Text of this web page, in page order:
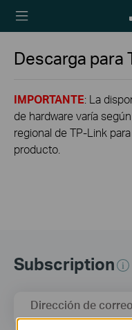
Descarga para
IMPORTANTE: La
de hardware varía
regional de TP-Link
producto.
Subscription
Dirección de correo